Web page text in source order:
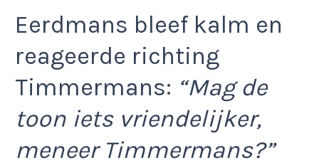
Eerdmans bleef kalm en
reageerde richting
Timmermans: “Mag de
toon iets vriendelijker,
meneer Timmermans?”